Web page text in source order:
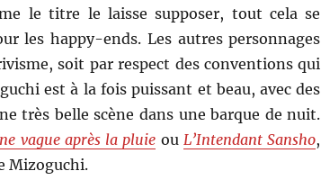
le titre le laisse supposer, tout cela se
les happy-ends. Les autres personnages
soit par respect des conventions qui
est à la fois puissant et beau, avec des
très belle scène dans une barque de nuit.
vague après la pluie ouL’Intendant Sansho,
Mizoguchi.